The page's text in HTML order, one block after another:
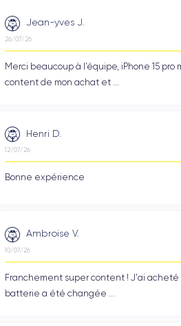
Jean-yves J.
26/07/26
Merci beaucoup à l’équipe, iPhone 15
content de mon achat et ...
Henri D.
12/07/26
Bonne expérience
Ambroise V.
10/07/26
Franchement super content ! J'ai acheté
batterie a été changée ...